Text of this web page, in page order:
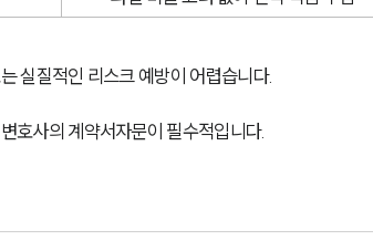
실질적인 리스크 예방이 어렵습니다.
호사의 계약서자문이 필수적입니다.